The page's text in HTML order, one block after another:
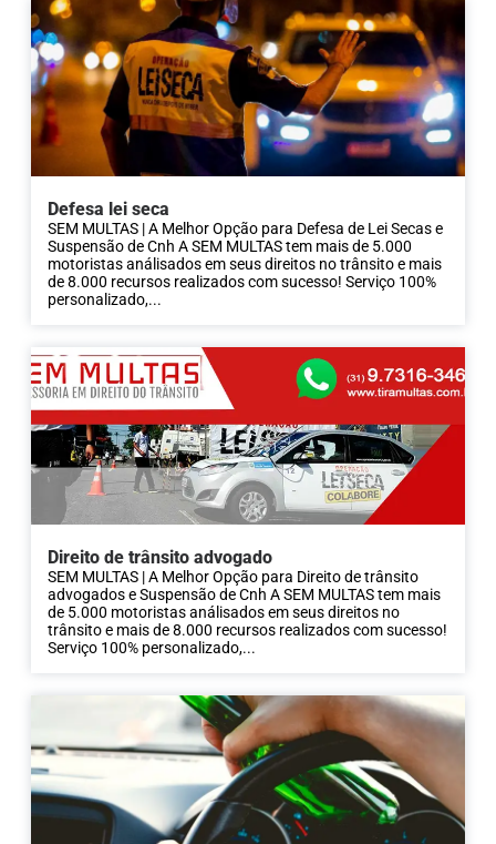
Defesa lei seca
SEM MULTAS | A Melhor Opção para Defesa de Lei Secas e
Suspensão de Cnh A SEM MULTAS tem mais de 5.000
motoristas análisados em seus direitos no trânsito e mais
de 8.000 recursos realizados com sucesso! Serviço 100%
personalizado,...
Direito de trânsito advogado
SEM MULTAS | A Melhor Opção para Direito de trânsito
advogados e Suspensão de Cnh A SEM MULTAS tem mais
de 5.000 motoristas análisados em seus direitos no
trânsito e mais de 8.000 recursos realizados com sucesso!
Serviço 100% personalizado,...